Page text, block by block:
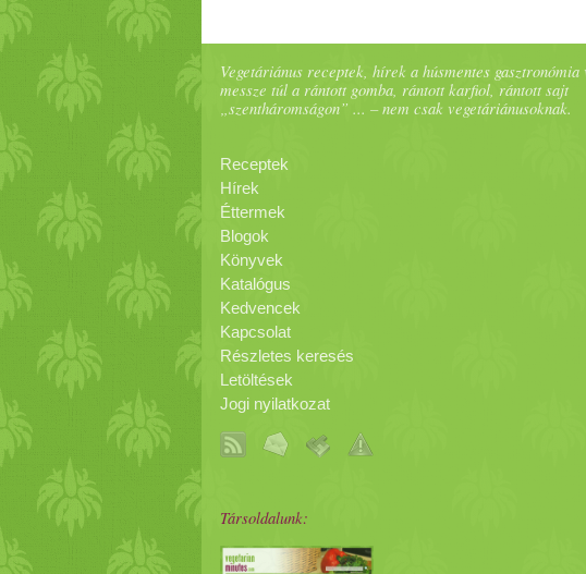
Vegetáriánus receptek, hírek a húsmentes gasztronómia
messze túl a rántott gomba, rántott karfiol, rántott sajt
„szentháromságon” ... – nem csak vegetáriánusoknak.
Receptek
Hírek
Éttermek
Blogok
Könyvek
Katalógus
Kedvencek
Kapcsolat
Részletes keresés
Letöltések
Jogi nyilatkozat
Társoldalunk: